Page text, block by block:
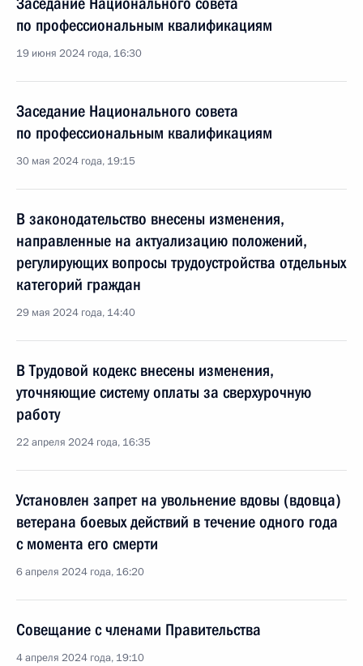
по профессиональным квалификациям
19 июня 2024 года, 16:30
Заседание Национального совета
по профессиональным квалификациям
30 мая 2024 года, 19:15
В законодательство внесены изменения,
направленные на актуализацию положений,
регулирующих вопросы трудоустройства отдельных
категорий граждан
29 мая 2024 года, 14:40
В Трудовой кодекс внесены изменения,
уточняющие систему оплаты за сверхурочную
работу
22 апреля 2024 года, 16:35
Установлен запрет на увольнение вдовы (вдовца)
ветерана боевых действий в течение одного года
с момента его смерти
6 апреля 2024 года, 16:20
Совещание с членами Правительства
4 апреля 2024 года, 19:10